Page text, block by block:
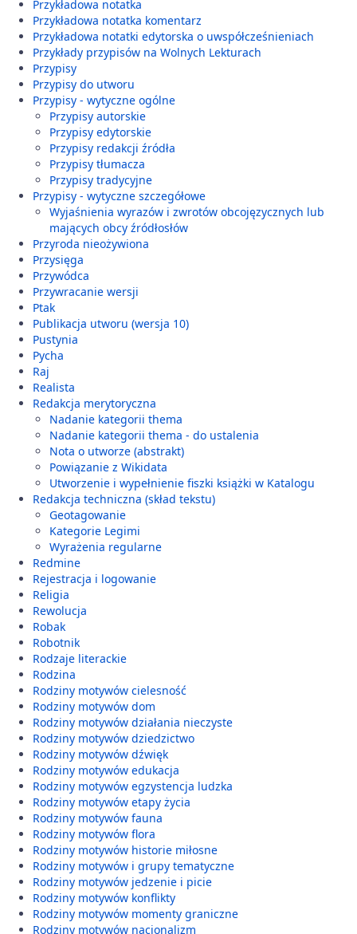
Przykładowa notatka
Przykładowa notatka komentarz
Przykładowa notatki edytorska o uwspółcześnieniach
Przykłady przypisów na Wolnych Lekturach
Przypisy
Przypisy do utworu
Przypisy - wytyczne ogólne
Przypisy autorskie
Przypisy edytorskie
Przypisy redakcji źródła
Przypisy tłumacza
Przypisy tradycyjne
Przypisy - wytyczne szczegółowe
Wyjaśnienia wyrazów i zwrotów obcojęzycznych lub
mających obcy źródłosłów
Przyroda nieożywiona
Przysięga
Przywódca
Przywracanie wersji
Ptak
Publikacja utworu (wersja 10)
Pustynia
Pycha
Raj
Realista
Redakcja merytoryczna
Nadanie kategorii thema
Nadanie kategorii thema - do ustalenia
Nota o utworze (abstrakt)
Powiązanie z Wikidata
Utworzenie i wypełnienie fiszki książki w Katalogu
Redakcja techniczna (skład tekstu)
Geotagowanie
Kategorie Legimi
Wyrażenia regularne
Redmine
Rejestracja i logowanie
Religia
Rewolucja
Robak
Robotnik
Rodzaje literackie
Rodzina
Rodziny motywów cielesność
Rodziny motywów dom
Rodziny motywów działania nieczyste
Rodziny motywów dziedzictwo
Rodziny motywów dźwięk
Rodziny motywów edukacja
Rodziny motywów egzystencja ludzka
Rodziny motywów etapy życia
Rodziny motywów fauna
Rodziny motywów flora
Rodziny motywów historie miłosne
Rodziny motywów i grupy tematyczne
Rodziny motywów jedzenie i picie
Rodziny motywów konflikty
Rodziny motywów momenty graniczne
Rodziny motywów nacjonalizm